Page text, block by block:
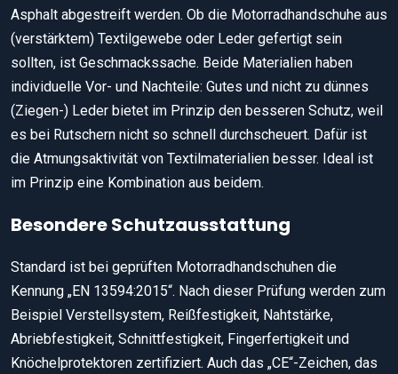
Asphalt abgestreift werden. Ob die Motorradhandschuhe aus
(verstärktem) Textilgewebe oder Leder gefertigt sein
sollten, ist Geschmackssache. Beide Materialien haben
individuelle Vor- und Nachteile: Gutes und nicht zu dünnes
(Ziegen-) Leder bietet im Prinzip den besseren Schutz, weil
es bei Rutschern nicht so schnell durchscheuert. Dafür ist
die Atmungsaktivität von Textilmaterialien besser. Ideal ist
im Prinzip eine Kombination aus beidem.
Besondere Schutzausstattung
Standard ist bei geprüften Motorradhandschuhen die
Kennung „EN 13594:2015“. Nach dieser Prüfung werden zum
Beispiel Verstellsystem, Reißfestigkeit, Nahtstärke,
Abriebfestigkeit, Schnittfestigkeit, Fingerfertigkeit und
Knöchelprotektoren zertifiziert. Auch das „CE“-Zeichen, das